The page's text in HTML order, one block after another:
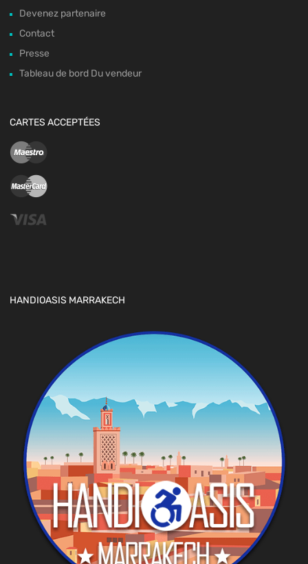
Devenez partenaire
Contact
Presse
Tableau de bord Du vendeur
CARTES ACCEPTÉES
HANDIOASIS MARRAKECH